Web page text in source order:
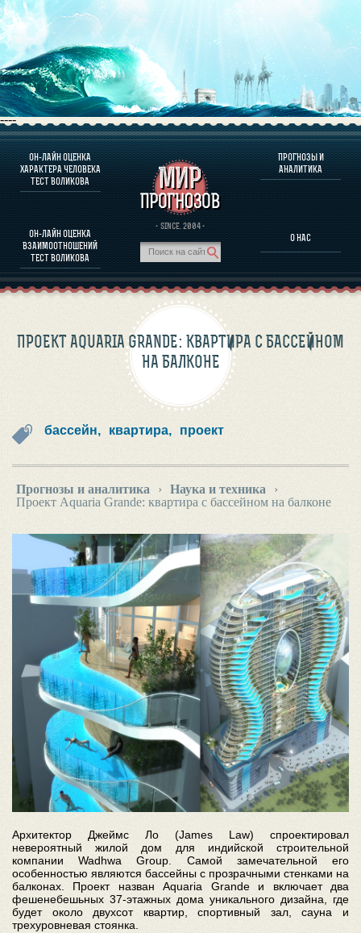
----
ОН-ЛАЙН ОЦЕНКА
ХАРАКТЕРА ЧЕЛОВЕКА
ТЕСТ ВОЛИКОВА
ОН-ЛАЙН ОЦЕНКА
ВЗАИМООТНОШЕНИЙ
ТЕСТ ВОЛИКОВА
· SINCE. 2004 ·
ПРОГНОЗЫ И
АНАЛИТИКА
О НАС
О ПРОГРАММЕ
ОЦЕНКА ХАРАКТЕРA ЧЕЛОВЕКА
ОЦЕНКА ХАРАКТЕРА ВЫДАЮЩИХСЯ ЛИЧНОСТЕЙ
О ПРОГРАММЕ
ПРОГНОЗЫ И АНАЛИТИКА
ПРОЕКТ AQUARIA GRANDE: КВАРТИРА С БАССЕЙНОМ
НА БАЛКОНЕ
бассейн, квартира, проект
Прогнозы и аналитика › Наука и техника
›
Проект Aquaria Grande: квартира с бассейном на балконе
Архитектор Джеймс Ло (James Law) спроектировал
невероятный жилой дом для индийской строительной
компании Wadhwa Group. Самой замечательной его
особенностью являются бассейны с прозрачными стенками на
балконах. Проект назван Aquaria Grande и включает два
фешенебешьных 37-этажных дома уникального дизайна, где
будет около двухсот квартир, спортивный зал, сауна и
трехуровневая стоянка.